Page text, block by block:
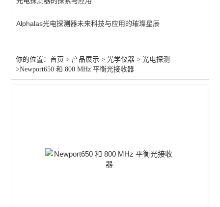
激光校准
Alphalas光电探测器未来科技与应用的璀璨星辰
你的位置：首页 > 产品展示 >光学仪器 >光电探测
>Newport650 和 800 MHz 平衡光接收器